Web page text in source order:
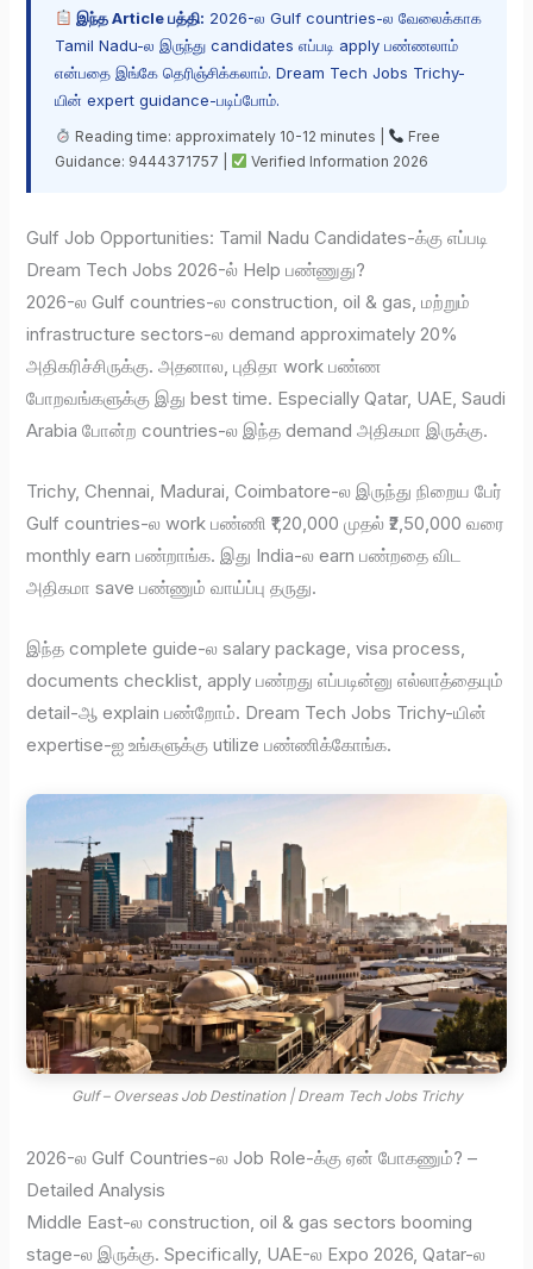
இந்த Article பத்தி: 2026-ல Gulf countries-ல வேலைக்காக
Tamil Nadu-ல இருந்து candidates எப்படி apply பண்ணலாம்
என்பதை இங்கே தெரிஞ்சிக்கலாம். Dream Tech Jobs Trichy-
யின் expert guidance-படிப்போம்.
Reading time: approximately 10-12 minutes |
Free
Guidance: 9444371757 |
Verified Information 2026
Gulf Job Opportunities: Tamil Nadu Candidates-க்கு எப்படி
Dream Tech Jobs 2026-ல் Help பண்ணுது?
2026-ல Gulf countries-ல construction, oil & gas, மற்றும்
infrastructure sectors-ல demand approximately 20%
அதிகரிச்சிருக்கு. அதனால, புதிதா work பண்ண
போறவங்களுக்கு இது best time. Especially Qatar, UAE, Saudi
Arabia போன்ற countries-ல இந்த demand அதிகமா இருக்கு.
Trichy, Chennai, Madurai, Coimbatore-ல இருந்து நிறைய பேர்
Gulf countries-ல work பண்ணி ₹1,20,000 முதல் ₹2,50,000 வரை
monthly earn பண்றாங்க. இது India-ல earn பண்றதை விட
அதிகமா save பண்ணும் வாய்ப்பு தருது.
இந்த complete guide-ல salary package, visa process,
documents checklist, apply பண்றது எப்படின்னு எல்லாத்தையும்
detail-ஆ explain பண்றோம். Dream Tech Jobs Trichy-யின்
expertise-ஐ உங்களுக்கு utilize பண்ணிக்கோங்க.
Gulf – Overseas Job Destination | Dream Tech Jobs Trichy
2026-ல Gulf Countries-ல Job Role-க்கு ஏன் போகணும்? –
Detailed Analysis
Middle East-ல construction, oil & gas sectors booming
stage-ல இருக்கு. Specifically, UAE-ல Expo 2026, Qatar-ல